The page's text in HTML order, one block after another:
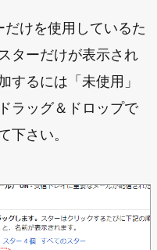
けを使用しているた
ターだけが表示され
するには「未使用」
ラッグ＆ドロップで
下さい。